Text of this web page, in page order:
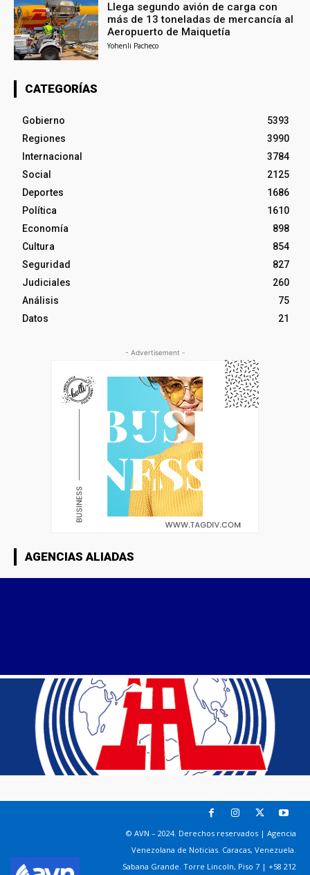
Llega segundo avión de carga con
más de 13 toneladas de mercancía al
Aeropuerto de Maiquetía
Yohenli Pacheco
CATEGORÍAS
Gobierno
5393
Regiones
3990
Internacional
3784
Social
2125
Deportes
1686
Política
1610
Economía
898
Cultura
854
Seguridad
827
Judiciales
260
Análisis
75
Datos
21
- Advertisement -
AGENCIAS ALIADAS
© AVN – 2024. Derechos reservados | Agencia
Venezolana de Noticias. Caracas, Venezuela.
Sabana Grande. Torre Lincoln, Piso 7 | +58 212